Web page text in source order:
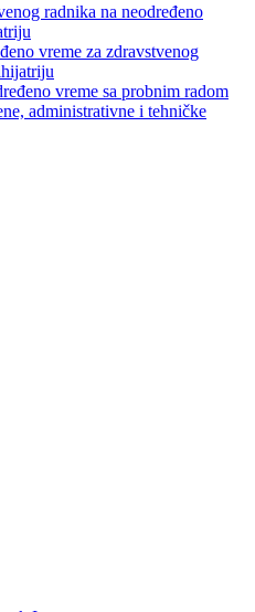
radnika na neodređeno
vreme za zdravstvenog
vreme sa probnim radom
administrativne i tehničke